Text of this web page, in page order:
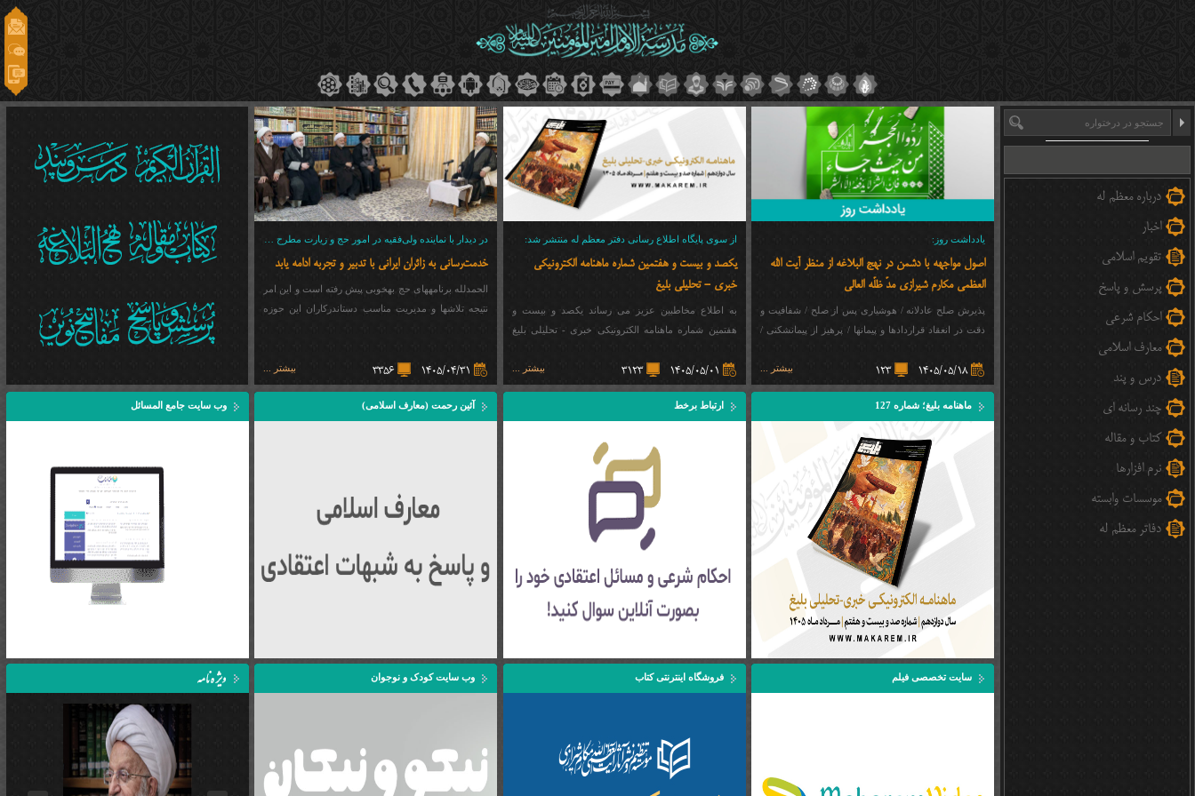
درباره معظم له
اخبار
تقویم اسلامی
پرسش و پاسخ
احکام شرعی
معارف اسلامی
درس و پند
چند رسانه ای
کتاب و مقاله
نرم افزارها
موسسات وابسته
دفاتر معظم له
یادداشت روز:
اصول مواجهه با دشمن در نهج البلاغه از منظر آیت الله
العظمی مکارم شیرازی مدّ ظلّه العالی
پذیرش صلح عادلانه / هوشیاری پس از صلح / شفافیت و
دقت در انعقاد قراردادها و پیمانها / پرهیز از پیمانشکنی /
1405/05/18
123 بیشتر ...
از سوی پایگاه اطلاع رسانی دفتر معظم له منتشر شد:
یکصد و بیست و هفتمین شماره ماهنامه الکترونیکی
خبری - تحلیلی بلیغ
به اطلاع مخاطبین عزیز می رساند یکصد و بیست و
هفتمین شماره ماهنامه الکترونیکی خبری - تحلیلی بلیغ
1405/05/01
3123 بیشتر ...
خدمت‌رسانی به زائران ایرانی با تدبیر و تجربه ادامه یابد
الحمدلله برنامههای حج بهخوبی پیش رفته است و این امر
نتیجه تلاشها و مدیریت مناسب دستاندرکاران این حوزه
1405/04/31
3356 بیشتر ...
ماهنامه بلیغ؛ شماره 127 ارتباط برخط آئین رحمت (معارف اسلامی) وب سایت جامع المسائل
سایت تخصصی فیلم فروشگاه اینترنتی کتاب وب سایت کودک و نوجوان